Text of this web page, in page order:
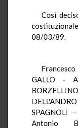
Così
08/03/89.
GALLO -
SPAGNOLI
Antonio